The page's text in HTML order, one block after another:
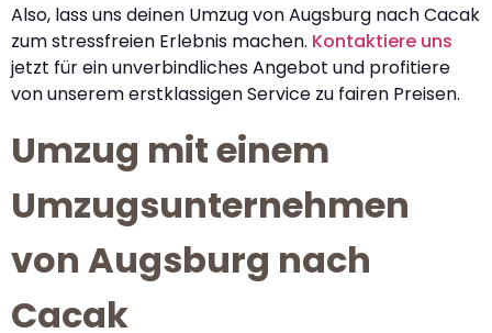
Also, lass uns deinen Umzug von Augsburg nach Cacak
zum stressfreien Erlebnis machen. Kontaktiere uns
jetzt für ein unverbindliches Angebot und profitiere
von unserem erstklassigen Service zu fairen Preisen.
Umzug mit einem
Umzugsunternehmen
von Augsburg nach
Cacak